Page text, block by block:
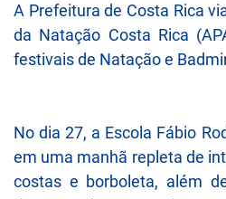
A Prefeitura de Costa Rica
da Natação Costa Rica
festivais de Natação e
No dia 27, a Escola Fábio
em uma manhã repleta de
costas e borboleta, além